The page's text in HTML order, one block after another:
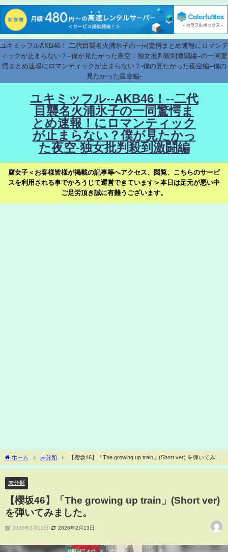
ユキミッフルAKB46！-二代目襲名火浦氷子の一同驚愕まとめ速報にロマンテ
ィックが止まらない？--僕が見たかった夜空！独女批判殺到激闘編--の一同驚
愕まとめ速報にロマンティックが止まらない？-僕の見たかった夜空編--僕の
見たかった星空編-
ユキミッフル--AKB46！--二代
目襲名火浦氷子の一同驚愕ま
とめ速報！にロマンティック
が止まらない？僕が見たかっ
た夜空-独女批判殺到激闘編
腐女子＜お客様皆様が掲載の記事等へアクセス、閲覧、こちらのサービ
スを利用される事でかろうじて運営できています＞本日は足元が悪い中
ご足労頂き誠に有難うございます。
ホーム 未分類
【櫻坂46】「The growing up train」(Short ver) を弾いてみま
した。
未分類
【櫻坂46】「The growing up train」(Short ver)
を弾いてみました。
2026年2月13日 2026年2月13日